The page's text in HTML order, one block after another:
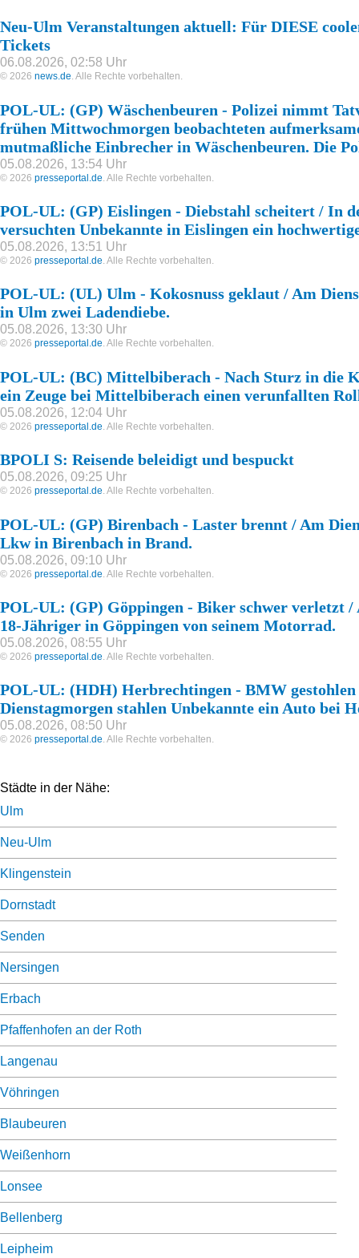
Neu-Ulm Veranstaltungen aktuell: Für DIESE
Tickets
06.08.2026, 02:58 Uhr
© 2026 news.de. Alle Rechte vorbehalten.
POL-UL: (GP) Wäschenbeuren - Polizei nimmt
frühen Mittwochmorgen beobachteten
mutmaßliche Einbrecher in Wäschenbeuren. Die
05.08.2026, 13:54 Uhr
© 2026 presseportal.de . Alle Rechte vorbehalten.
POL-UL: (GP) Eislingen - Diebstahl scheitert / In
versuchten Unbekannte in Eislingen ein
05.08.2026, 13:51 Uhr
© 2026 presseportal.de. Alle Rechte vorbehalten.
POL-UL: (UL) Ulm - Kokosnuss geklaut / Am
in Ulm zwei Ladendiebe.
05.08.2026, 13:30 Uhr
© 2026 presseportal.de. Alle Rechte vorbehalten.
POL-UL: (BC) Mittelbiberach - Nach Sturz in die
ein Zeuge bei Mittelbiberach einen verunfallten
05.08.2026, 12:04 Uhr
© 2026 presseportal.de. Alle Rechte vorbehalten.
BPOLI S: Reisende beleidigt und bespuckt
05.08.2026, 09:25 Uhr
© 2026 presseportal.de. Alle Rechte vorbehalten.
POL-UL: (GP) Birenbach - Laster brennt / Am
Lkw in Birenbach in Brand.
05.08.2026, 09:10 Uhr
© 2026 presseportal.de . Alle Rechte vorbehalten.
POL-UL: (GP) Göppingen - Biker schwer verletzt /
18-Jähriger in Göppingen von seinem Motorrad.
05.08.2026, 08:55 Uhr
© 2026 presseportal.de. Alle Rechte vorbehalten.
POL-UL: (HDH) Herbrechtingen - BMW
Dienstagmorgen stahlen Unbekannte ein Auto bei
05.08.2026, 08:50 Uhr
© 2026 presseportal.de. Alle Rechte vorbehalten.
Städte in der Nähe:
Ulm
Neu-Ulm
Klingenstein
Dornstadt
Senden
Nersingen
Erbach
Pfaffenhofen an der Roth
Langenau
Vöhringen
Blaubeuren
Weißenhorn
Lonsee
Bellenberg
Leipheim